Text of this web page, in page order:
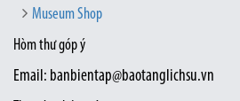
Museum Shop
Hòm thư góp ý
Email: banbientap@baotanglichsu.vn